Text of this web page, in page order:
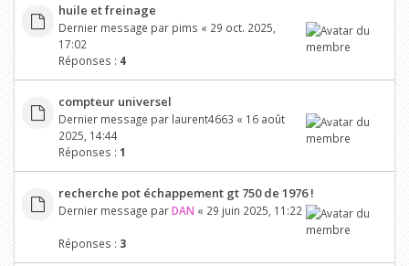
huile et freinage
Dernier message par pims « 29 oct. 2025,
17:02
Réponses : 4
compteur universel
Dernier message par laurent4663 « 16 août
2025, 14:44
Réponses : 1
recherche pot échappement gt 750 de 1976 !
Dernier message parDAN « 29 juin 2025, 11:22
Réponses : 3